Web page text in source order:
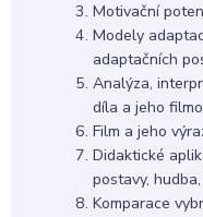
Motivační
Modely
adaptačních
Analýza,
díla a jeho
Film a jeho
Didaktické
postavy,
Komparace